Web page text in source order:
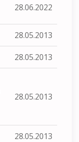
28.06.2022
28.05.2013
28.05.2013
28.05.2013
28.05.2013